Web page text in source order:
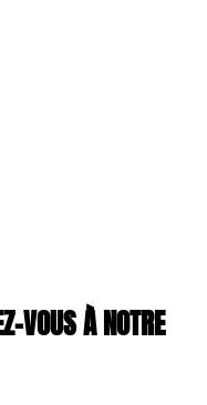
VOUS À NOTRE